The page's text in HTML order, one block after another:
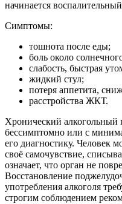
начинается
Симптомы:
тошнота после еды;
боль около
слабость, быстрая
жидкий стул;
потеря аппетита,
расстройства ЖКТ.
Хронический алкогольный
бессимптомно или с
его диагностику. Человек
своё самочувствие,
означает, что орган не
Восстановление
употребления алкоголя
строгим соблюдением